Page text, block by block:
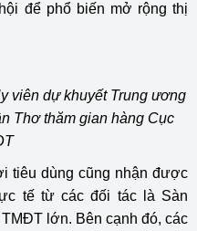
để phổ biến mở rộng thị
viên dự khuyết Trung ương
Thơ thăm gian hàng Cục
tiêu dùng cũng nhận được
tế từ các đối tác là Sàn
lớn. Bên cạnh đó, các